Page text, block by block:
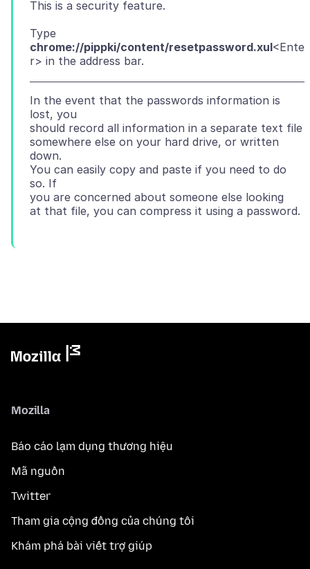
Type
chrome://pippki/content/resetpassword.xul<Ente
In the event that the passwords information is
lost, you
should record all information in a separate text file
somewhere else on your hard drive, or written
down.
You can easily copy and paste if you need to do
so. If
you are concerned about someone else looking
Mozilla
Báo cáo lạm dụng thương hiệu
Mã nguồn
Twitter
Tham gia cộng đồng của chúng tôi
Khám phá bài viết trợ giúp